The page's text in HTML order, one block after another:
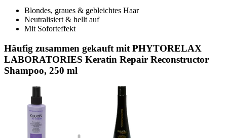
Blondes, graues & gebleichtes Haar
Neutralisiert & hellt auf
Mit Soforteffekt
Häufig zusammen gekauft mit PHYTORELAX
LABORATORIES Keratin Repair Reconstructor
Shampoo, 250 ml